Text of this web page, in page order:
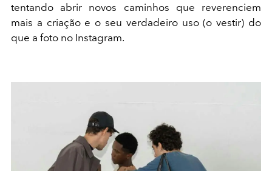
tentando abrir novos caminhos que reverenciem
mais a criação e o seu verdadeiro uso (o vestir) do
que a foto no Instagram.